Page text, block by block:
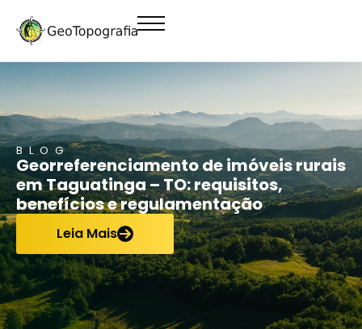
conteúdo
BLOG
Georreferenciamento de imóveis rurais
em Taguatinga – TO: requisitos,
benefícios e regulamentação
Leia Mais